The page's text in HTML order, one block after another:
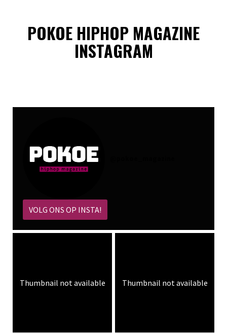
POKOE HIPHOP MAGAZINE
INSTAGRAM
VOLG ONS OP INSTA!
Thumbnail not available Thumbnail not available